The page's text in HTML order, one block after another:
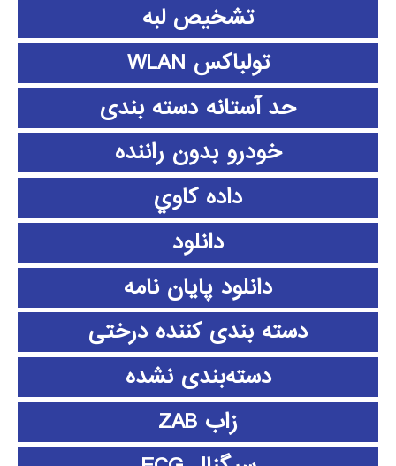
تشخیص لبه
تولباکس WLAN
حد آستانه دسته بندی
خودرو بدون راننده
داده كاوي
دانلود
دانلود پايان نامه
دسته بندی کننده درختی
دسته‌بندی نشده
زاب ZAB